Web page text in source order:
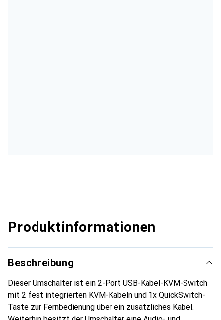
Produktinformationen
Beschreibung
Dieser Umschalter ist ein 2-Port USB-Kabel-KVM-Switch
mit 2 fest integrierten KVM-Kabeln und 1x QuickSwitch-
Taste zur Fernbedienung über ein zusätzliches Kabel.